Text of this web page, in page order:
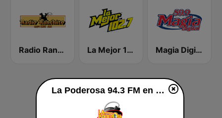
Radio Ranchito 1370 AM La Mejor 102.7 FM Magia Digital 89.9 FM
La Poderosa 94.3 FM en vivo